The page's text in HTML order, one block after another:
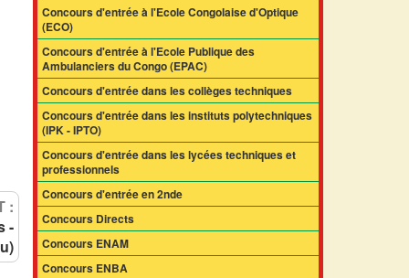
:
-
Concours d'entrée à l'Ecole Congolaise d'Optique
(ECO)
Concours d'entrée à l'Ecole Publique des
Ambulanciers du Congo (EPAC)
Concours d'entrée dans les collèges techniques
Concours d'entrée dans les instituts polytechniques
(IPK - IPTO)
Concours d'entrée dans les lycées techniques et
professionnels
Concours d'entrée en 2nde
Concours Directs
Concours ENAM
Concours ENBA